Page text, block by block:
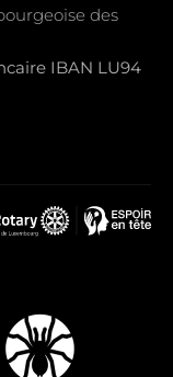
des
IBAN LU94